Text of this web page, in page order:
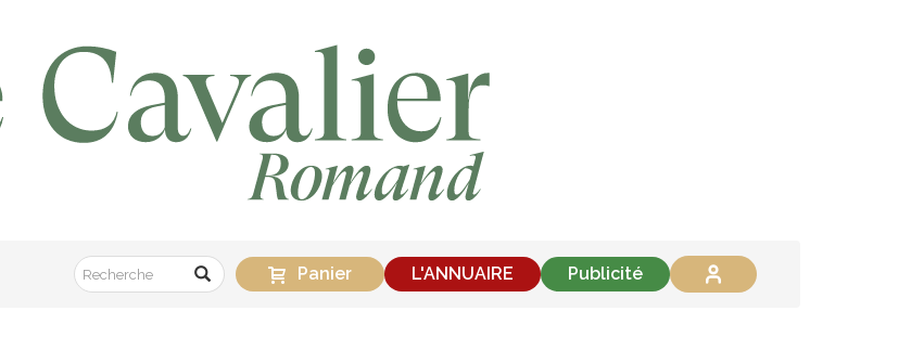
Panier L'ANNUAIRE Publicité